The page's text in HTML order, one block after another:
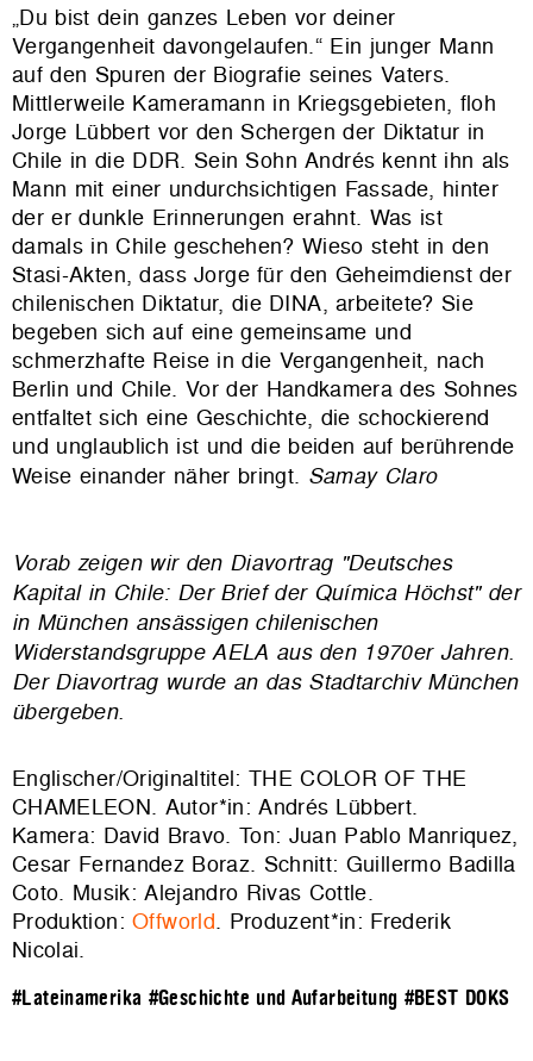
„Du bist dein ganzes Leben vor deiner
Vergangenheit davongelaufen.“ Ein junger Mann
auf den Spuren der Biografie seines Vaters.
Mittlerweile Kameramann in Kriegsgebieten, floh
Jorge Lübbert vor den Schergen der Diktatur in
Chile in die DDR. Sein Sohn Andrés kennt ihn als
Mann mit einer undurchsichtigen Fassade, hinter
der er dunkle Erinnerungen erahnt. Was ist
damals in Chile geschehen? Wieso steht in den
Stasi-Akten, dass Jorge für den Geheimdienst der
chilenischen Diktatur, die DINA, arbeitete? Sie
begeben sich auf eine gemeinsame und
schmerzhafte Reise in die Vergangenheit, nach
Berlin und Chile. Vor der Handkamera des Sohnes
entfaltet sich eine Geschichte, die schockierend
und unglaublich ist und die beiden auf berührende
Weise einander näher bringt. Samay Claro
Vorab zeigen wir den Diavortrag "Deutsches
Kapital in Chile: Der Brief der Química Höchst" der
in München ansässigen chilenischen
Widerstandsgruppe AELA aus den 1970er Jahren.
Der Diavortrag wurde an das Stadtarchiv München
übergeben.
Englischer/Originaltitel: THE COLOR OF THE
CHAMELEON. Autor*in: Andrés Lübbert.
Kamera: David Bravo. Ton: Juan Pablo Manriquez,
Cesar Fernandez Boraz. Schnitt: Guillermo Badilla
Coto. Musik: Alejandro Rivas Cottle.
Produktion:Offworld. Produzent*in: Frederik
Nicolai.
#Lateinamerika #Geschichte und Aufarbeitung #BEST DOKS